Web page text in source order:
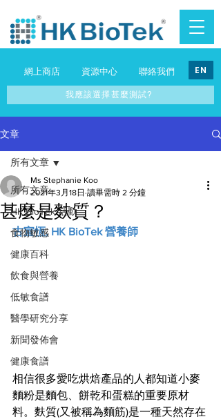
網上商店 資源中心 聯絡我們 EN
我應該選擇甚麼測試?
文章
所有文章
HK BioTek 活動
食物敏感
健康百科
飲食與營養
低敏食譜
醫學研究分享
新聞發佈會
健康食譜
所有文章
甚麼是麩質？
Ms Stephanie Koo
2021年3月18日 讀畢需時 2 分鐘
古宣恆, HK BioTek 營養師
相信很多愛吃烘焙產品的人都知道小麥
麵粉是麵包、餅乾和蛋糕的重要原材
料。麩質(又被稱為麵筋)是一種天然存在